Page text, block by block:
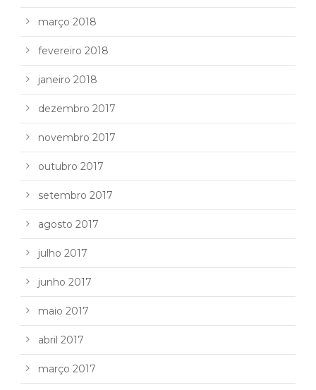
março 2018
fevereiro 2018
janeiro 2018
dezembro 2017
novembro 2017
outubro 2017
setembro 2017
agosto 2017
julho 2017
junho 2017
maio 2017
abril 2017
março 2017